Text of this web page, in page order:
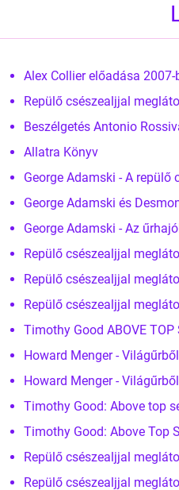
Alex Collier előadása
Repülő csészealjjal
Beszélgetés Antonio
Allatra Könyv
George Adamski - A
George Adamski és
George Adamski - Az
Repülő csészealjjal
Repülő csészealjjal
Repülő csészealjjal
Timothy Good ABOVE TOP
Howard Menger -
Howard Menger -
Timothy Good: Above top
Timothy Good: Above Top
Repülő csészealjjal
Repülő csészealjjal